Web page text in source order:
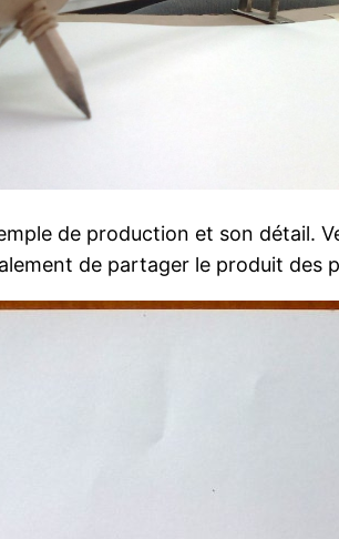
de production et son détail.
de partager le produit des